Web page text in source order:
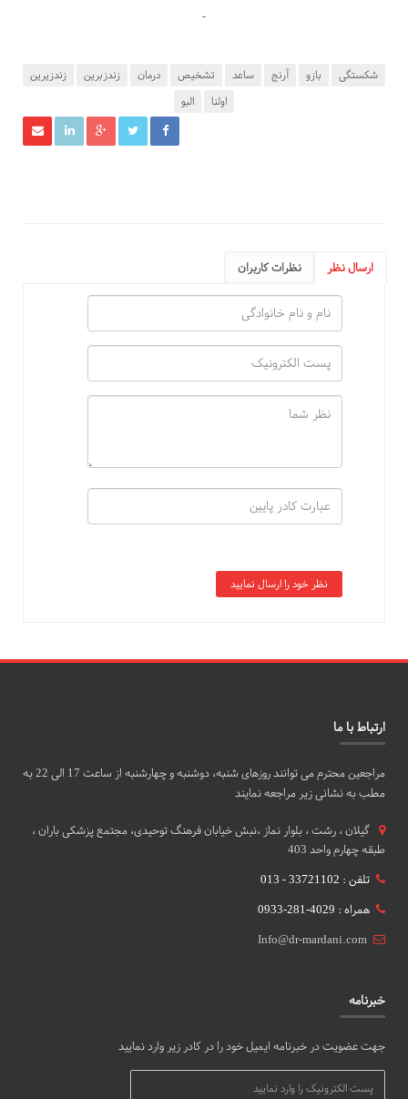
-
شکستگی بازو آرنج ساعد تشخیص درمان زندزبرین
زندزیرین
اولنا
البو
ارسال نظر نظرات کاربران
ارتباط با ما
مراجعین محترم می توانند روزهای شنبه، دوشنبه و چهارشنبه از ساعت 17 الی 22 به
مطب به نشانی زیر مراجعه نمایند
گيلان ، رشت ، بلوار نماز ،نبش خیابان فرهنگ توحیدی، مجتمع پزشکی باران ،
طبقه چهارم واحد 403
تلفن : 33721102 - 013
همراه : 4029-281-0933
Info@dr-mardani.com
خبرنامه
جهت عضویت در خبرنامه ایمیل خود را در کادر زیر وارد نمایید